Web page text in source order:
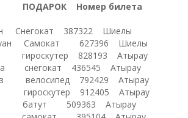
ПОДАРОК Номер билета
Снегокат 387322 Шиелы
Самокат 627396 Шиелы
гироскутер 828193 Атырау
снегокат 436545 Атырау
велосипед 792429 Атырау
гироскутер 912405 Атырау
батут 509363 Атырау